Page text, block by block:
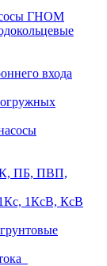
ГНОМ
входа
ПБ, ПВП,
1КсВ, КсВ